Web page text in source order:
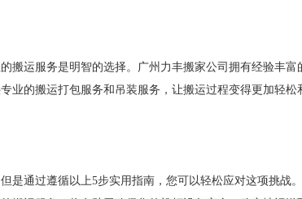
搬运服务是明智的选择。广州力丰搬家公司拥有经验丰
业的搬运打包服务和吊装服务，让搬运过程变得更加轻松
是通过遵循以上5步实用指南，您可以轻松应对这项挑战